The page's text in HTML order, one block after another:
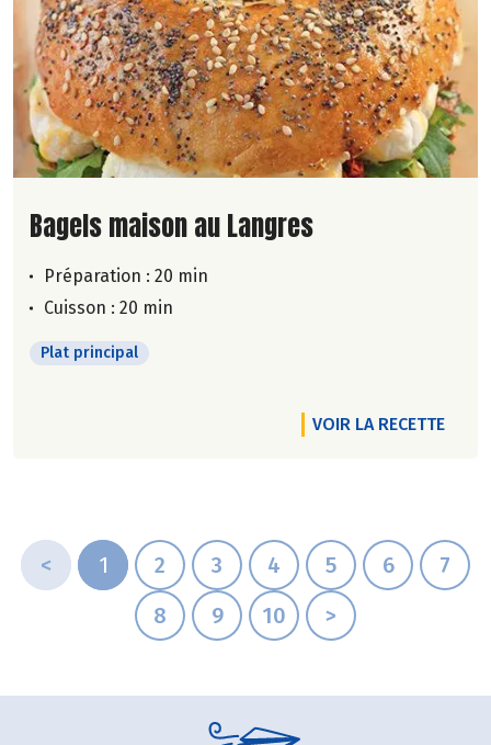
Lire la suite de la recette
Bagels maison au Langres
Préparation : 20 min
Cuisson : 20 min
Plat principal
VOIR LA RECETTE
< 1 2 3 4 5 6
7
8
9 10 >